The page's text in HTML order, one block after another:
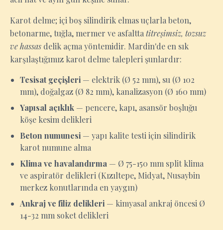
Karot delme; içi boş silindirik elmas uçlarla beton,
betonarme, tuğla, mermer ve asfaltta titreşimsiz, tozsuz
ve hassas delik açma yöntemidir. Mardin'de en sık
karşılaştığımız karot delme talepleri şunlardır:
Tesisat geçişleri — elektrik (Ø 52 mm), su (Ø 102
mm), doğalgaz (Ø 82 mm), kanalizasyon (Ø 160 mm)
Yapısal açıklık — pencere, kapı, asansör boşluğu
köşe kesim delikleri
Beton numunesi — yapı kalite testi için silindirik
karot numune alma
Klima ve havalandırma — Ø 75-150 mm split klima
ve aspiratör delikleri (Kızıltepe, Midyat, Nusaybin
merkez konutlarında en yaygın)
Ankraj ve filiz delikleri — kimyasal ankraj öncesi Ø
14-32 mm soket delikleri